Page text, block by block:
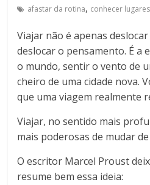
afastar da rotina, conhecer lugares
Viajar não é apenas
deslocar o pensamento. É a
o mundo, sentir o vento de
cheiro de uma cidade nova.
que uma viagem realmente
Viajar, no sentido mais
mais poderosas de mudar
O escritor Marcel Proust
resume bem essa ideia: